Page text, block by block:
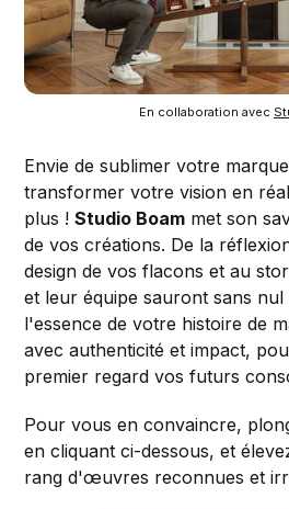
En collaboration avec
Envie de sublimer votre
transformer votre vision en
plus !Studio Boam met son
de vos créations. De la
design de vos flacons et au
et leur équipe sauront sans
l'essence de votre histoire de
avec authenticité et impact,
premier regard vos futurs
Pour vous en convaincre,
en cliquant ci-dessous, et
rang d'œuvres reconnues et